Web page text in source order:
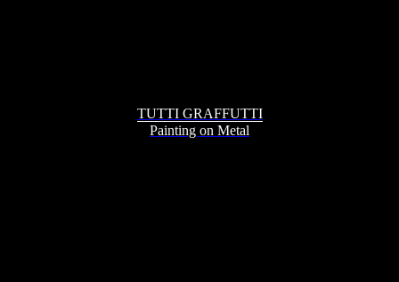
TUTTI GRAFFUTTI
Painting on Metal